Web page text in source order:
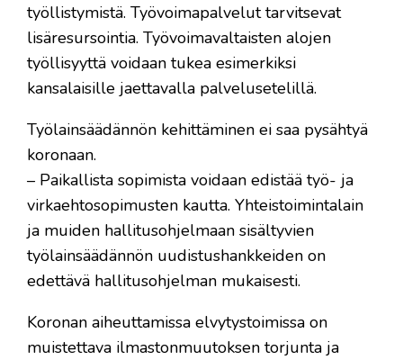
työllistymistä. Työvoimapalvelut tarvitsevat
lisäresursointia. Työvoimavaltaisten alojen
työllisyyttä voidaan tukea esimerkiksi
kansalaisille jaettavalla palvelusetelillä.
Työlainsäädännön kehittäminen ei saa pysähtyä
koronaan.
– Paikallista sopimista voidaan edistää työ- ja
virkaehtosopimusten kautta. Yhteistoimintalain
ja muiden hallitusohjelmaan sisältyvien
työlainsäädännön uudistushankkeiden on
edettävä hallitusohjelman mukaisesti.
Koronan aiheuttamissa elvytystoimissa on
muistettava ilmastonmuutoksen torjunta ja